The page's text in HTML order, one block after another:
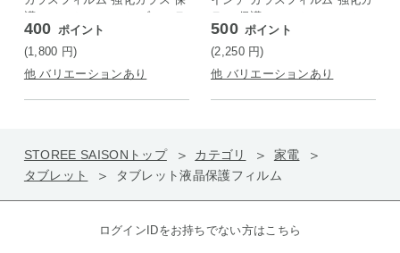
護フィルム フィルム ブルーラ
イトカット 液晶保護フィルム
1枚入り
400 ポイント
(1,800 円)
他 バリエーションあり
ラス 保護フィルム フィルム
ブルーライトカット 液晶保護
フィルム 1枚入り
500 ポイント
(2,250 円)
他 バリエーションあり
STOREE SAISONトップ カテゴリ
家電
タブレット
タブレット液晶保護フィルム
ログインIDをお持ちでない方はこちら